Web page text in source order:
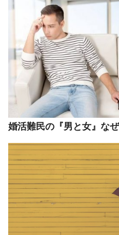
婚活難民の『男と女』な